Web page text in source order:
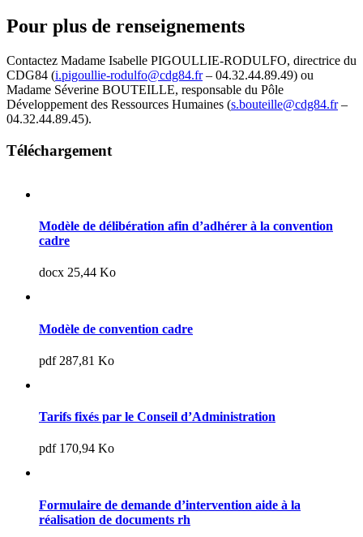
Pour plus de renseignements
Contactez Madame Isabelle PIGOULLIE-RODULFO, directrice du
CDG84 (i.pigoullie-rodulfo@cdg84.fr– 04.32.44.89.49) ou
Madame Séverine BOUTEILLE, responsable du Pôle
Développement des Ressources Humaines (s.bouteille@cdg84.fr–
04.32.44.89.45).
Téléchargement
Modèle de délibération afin d’adhérer à la convention
cadre
docx 25,44 Ko
Modèle de convention cadre
pdf 287,81 Ko
Tarifs fixés par le Conseil d’Administration
pdf 170,94 Ko
Formulaire de demande d’intervention aide à la
réalisation de documents rh